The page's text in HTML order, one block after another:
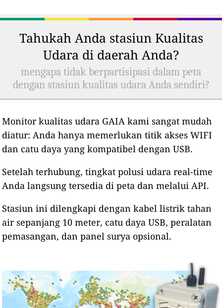
Tahukah Anda stasiun Kualitas
Udara di daerah Anda?
mengapa tidak berpartisipasi dalam peta
dengan stasiun kualitas udara Anda sendiri?
Monitor kualitas udara GAIA kami sangat mudah
diatur: Anda hanya memerlukan titik akses WIFI
dan catu daya yang kompatibel dengan USB.
Setelah terhubung, tingkat polusi udara real-time
Anda langsung tersedia di peta dan melalui API.
Stasiun ini dilengkapi dengan kabel listrik tahan
air sepanjang 10 meter, catu daya USB, peralatan
pemasangan, dan panel surya opsional.